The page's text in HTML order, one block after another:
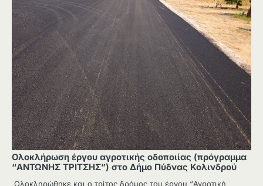
Ολοκλήρωση έργου αγροτικής οδοποιίας (πρόγραμμα
“ΑΝΤΩΝΗΣ ΤΡΙΤΣΗΣ”) στο Δήμο Πύδνας Κολινδρού
Ολοκληρώθηκε και ο τρίτος δρόμος του έργου “Αγροτική